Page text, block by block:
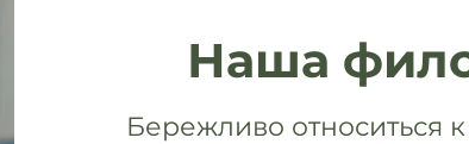
Наша
Бережливо относиться